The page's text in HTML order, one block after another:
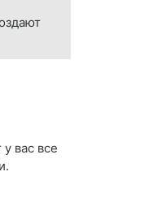
вас все